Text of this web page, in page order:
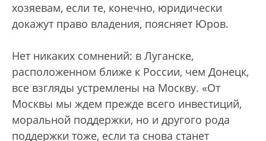
хозяевам, если те, конечно, юридически
докажут право владения, поясняет Юров.
Нет никаких сомнений: в Луганске,
расположенном ближе к России, чем Донецк,
все взгляды устремлены на Москву. «От
Москвы мы ждем прежде всего инвестиций,
моральной поддержки, но и другого рода
поддержки тоже, если та снова станет